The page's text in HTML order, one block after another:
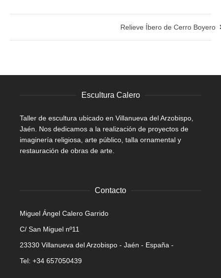
Relieve Íbero de Cerro Boyero
Escultura Calero
Taller de escultura ubicado en Villanueva del Arzobispo,
Jaén. Nos dedicamos a la realización de proyectos de
imaginería religiosa, arte público, talla ornamental y
restauración de obras de arte.
Contacto
Miguel Ángel Calero Garrido
C/ San Miguel nº11
23330 Villanueva del Arzobispo - Jaén - España -
Tel: +34 657050439